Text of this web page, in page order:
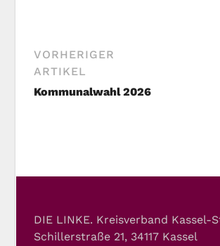
VORHERIGER
ARTIKEL
Kommunalwahl 2026
DIE LINKE. Kreisverband Kassel-
Schillerstraße 21, 34117 Kassel